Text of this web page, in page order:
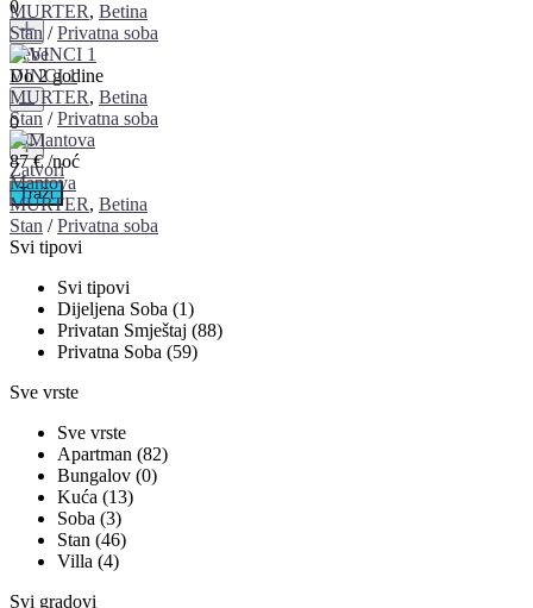
0
Bebe
Do 2 godine
0
Zatvori
MURTER, Betina
Stan /Privatna soba
VINCI 1
MURTER, Betina
Stan /Privatna soba
87 €/noć
Mantova
MURTER, Betina
Stan /Privatna soba
Svi tipovi
Svi tipovi
Dijeljena Soba (1)
Privatan Smještaj (88)
Privatna Soba (59)
Sve vrste
Sve vrste
Apartman (82)
Bungalov (0)
Kuća (13)
Soba (3)
Stan (46)
Villa (4)
Svi gradovi